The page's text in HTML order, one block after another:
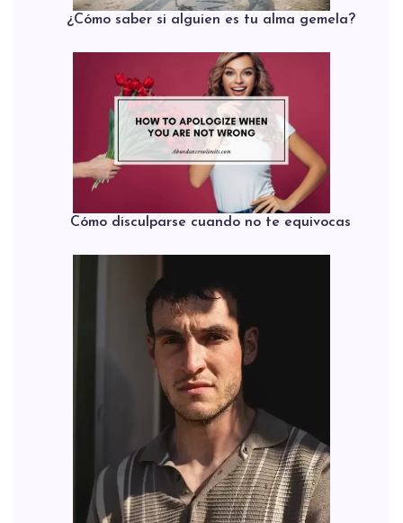
¿Cómo saber si alguien es tu alma gemela?
Cómo disculparse cuando no te equivocas